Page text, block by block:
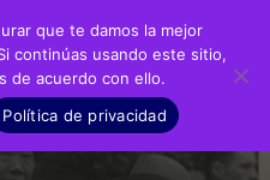
2º discurso de Negrín en
que te damos la mejor
continúas usando este sitio,
de acuerdo con ello.
Política de privacidad